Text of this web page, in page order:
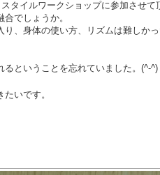
タイルワークショップに参加させて
でしょうか。
り、身体の使い方、リズムは難しか
るということを忘れていました。(^-^)
いです。